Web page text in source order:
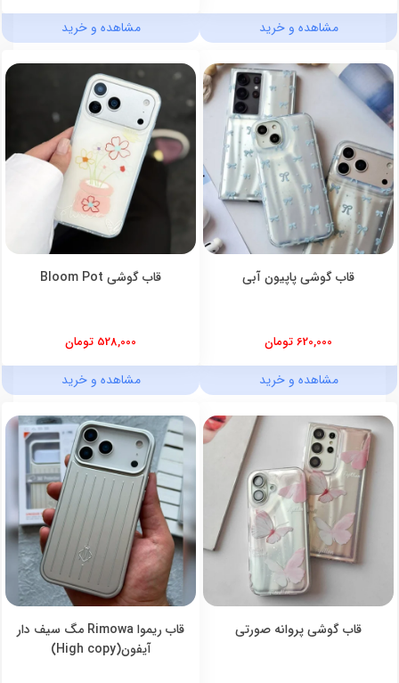
مشاهده و خرید مشاهده و خرید
قاب گوشی پاپیون آبی
620,000 تومان
مشاهده و خرید
قاب گوشی Bloom Pot
528,000 تومان
مشاهده و خرید
قاب گوشی پروانه صورتی
قاب ریموا Rimowa مگ سیف دار
آیفون(High copy)